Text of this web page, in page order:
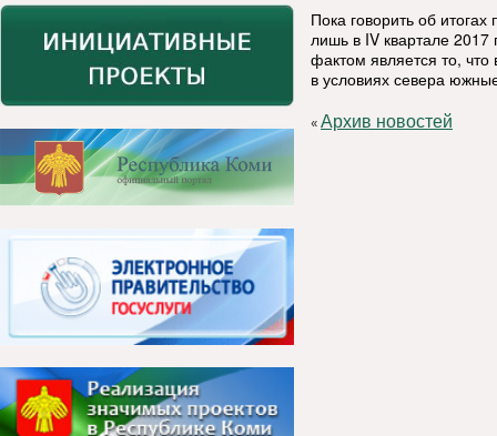
Пока говорить об
лишь в IV квартале 2017
фактом является то,
в условиях севера
«Архив новостей